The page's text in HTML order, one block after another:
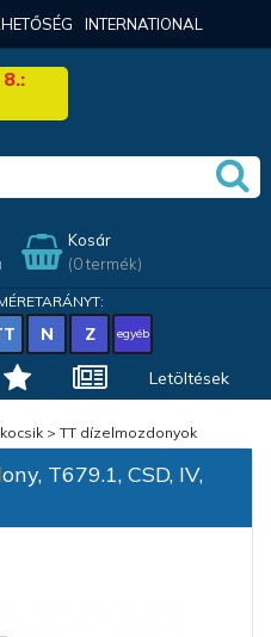
INTERNATIONAL
Kosár
(0 termék)
N Z egyéb
Letöltések
> TT dízelmozdonyok
T679.1, CSD, IV,